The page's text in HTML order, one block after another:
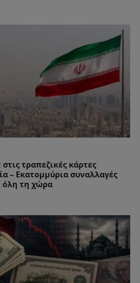
τραπεζικές κάρτες
– Εκατομμύρια συναλλαγές
όλη τη χώρα